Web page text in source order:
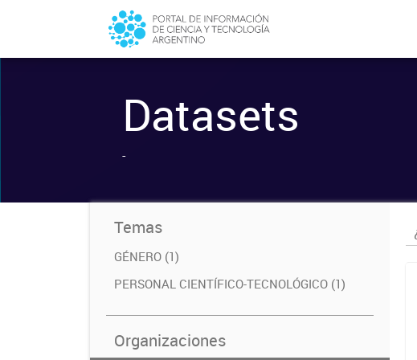
Datasets
-
Temas
GÉNERO (1)
PERSONAL CIENTÍFICO-TECNOLÓGICO (1)
Organizaciones